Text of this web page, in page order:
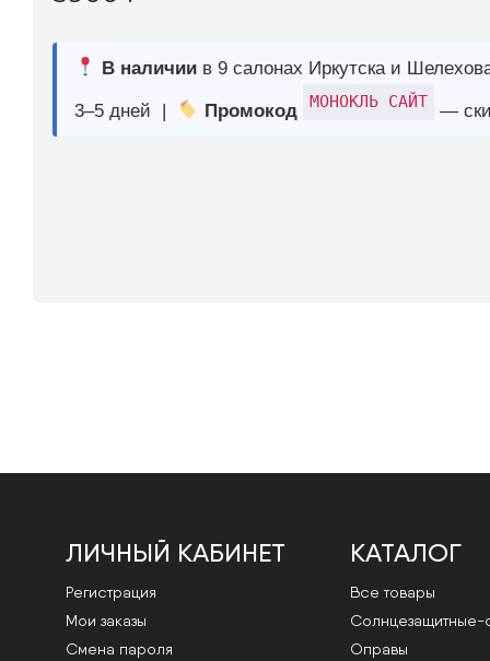
ЛИЧНЫЙ КАБИНЕТ
Регистрация
Мои заказы
Смена пароля
КАТАЛОГ
Все товары
Cолнцезащитные-
Оправы